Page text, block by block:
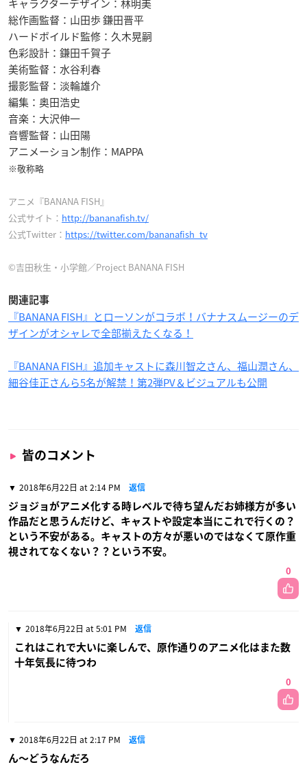
キャラクターデザイン：林明美
総作画監督：山田歩 鎌田晋平
ハードボイルド監修：久木晃嗣
色彩設計：鎌田千賀子
美術監督：水谷利春
撮影監督：淡輪雄介
編集：奥田浩史
音楽：大沢伸一
音響監督：山田陽
アニメーション制作：MAPPA
※敬称略
アニメ『BANANA FISH』
公式サイト： http://bananafish.tv/
公式Twitter： https://twitter.com/bananafish_tv
©吉田秋生・小学館／Project BANANA FISH
関連記事
『BANANA FISH』とローソンがコラボ！バナナスムージーのデ
ザインがオシャレで全部揃えたくなる！
『BANANA FISH』追加キャストに森川智之さん、福山潤さん、
細谷佳正さんら5名が解禁！第2弾PV＆ビジュアルも公開
皆のコメント
2018年6月22日 at 2:14 PM 返信
ジョジョがアニメ化する時レベルで待ち望んだお姉様方が多い
作品だと思うんだけど、キャストや設定本当にこれで行くの？
という不安がある。キャストの方々が悪いのではなくて原作重
視されてなくない？？という不安。
0
2018年6月22日 at 5:01 PM 返信
これはこれで大いに楽しんで、原作通りのアニメ化はまた数
十年気長に待つわ
0
2018年6月22日 at 2:17 PM 返信
ん〜どうなんだろ